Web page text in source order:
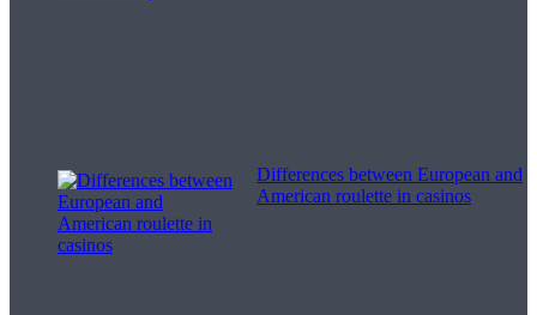
Differences between European and
American roulette in casinos